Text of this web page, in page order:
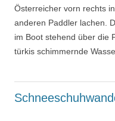
Österreicher vorn rechts
anderen Paddler lachen.
im Boot stehend über die
türkis schimmernde